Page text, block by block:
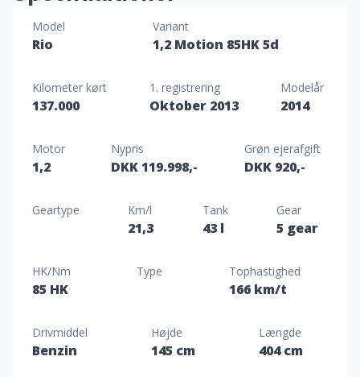
Model
Rio
Variant
1,2 Motion 85HK 5d
Kilometer kørt
137.000
1. registrering
Oktober 2013
Modelår
2014
Motor
1,2
Nypris
DKK 119.998,-
Grøn ejerafgift
DKK 920,-
Geartype Km/l
21,3
Tank
43 l
Gear
5 gear
HK/Nm
85 HK
Type Tophastighed
166 km/t
Drivmiddel
Benzin
Højde
145 cm
Længde
404 cm